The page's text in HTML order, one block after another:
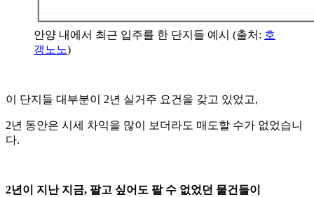
안양 내에서 최근 입주를 한 단지들 예시 (출처: 호
갱노노)
이 단지들 대부분이 2년 실거주 요건을 갖고 있었고,
2년 동안은 시세 차익을 많이 보더라도 매도할 수가 없었습니
다.
2년이 지난 지금, 팔고 싶어도 팔 수 없었던 물건들이